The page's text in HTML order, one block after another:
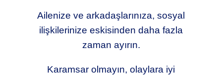
Ailenize ve arkadaşlarınıza, sosyal
ilişkilerinize eskisinden daha fazla
zaman ayırın.
Karamsar olmayın, olaylara iyi